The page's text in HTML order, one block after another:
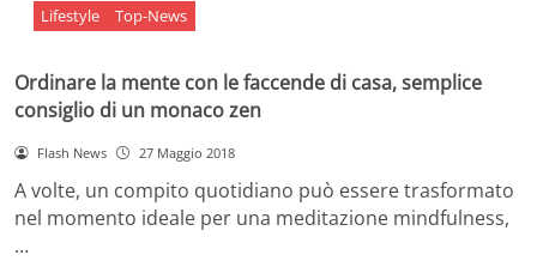
Lifestyle Top-News
Ordinare la mente con le faccende di casa, semplice
consiglio di un monaco zen
Flash News 27 Maggio 2018
A volte, un compito quotidiano può essere trasformato
nel momento ideale per una meditazione mindfulness,
…